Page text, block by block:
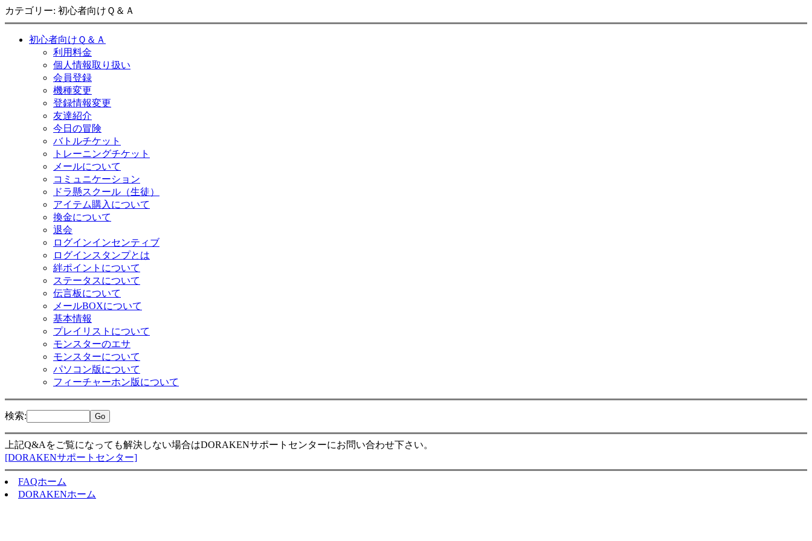
カテゴリー: 初心者向けＱ＆Ａ
初心者向けＱ＆Ａ
利用料金
個人情報取り扱い
会員登録
機種変更
登録情報変更
友達紹介
今日の冒険
バトルチケット
トレーニングチケット
メールについて
コミュニケーション
ドラ懸スクール（生徒）
アイテム購入について
換金について
退会
ログインインセンティブ
ログインスタンプとは
絆ポイントについて
ステータスについて
伝言板について
メールBOXについて
基本情報
プレイリストについて
モンスターのエサ
モンスターについて
パソコン版について
フィーチャーホン版について
検索:
上記Q&Aをご覧になっても解決しない場合はDORAKENサポートセンターにお問い合わせ下さい。
[DORAKENサポートセンター]
FAQホーム
DORAKENホーム